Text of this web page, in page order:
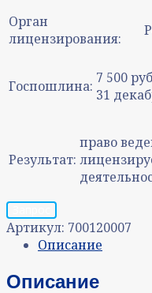
Орган
лицензирования:
Госпошлина: 7 500
31
Результат:
право
Артикул: 700120007
Описание
Описание